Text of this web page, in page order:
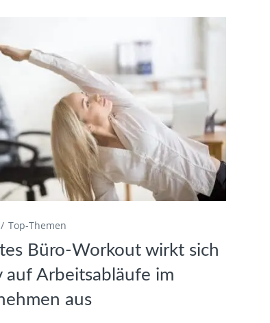
Top-Themen
Büro-Workout wirkt sich
auf Arbeitsabläufe im
aus